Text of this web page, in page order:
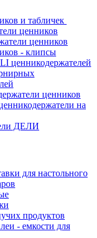
и табличек
ценников
ценников
- клипсы
ценникодержателей
ценников
на
ДЕЛИ
для настольного
продуктов
- емкости для